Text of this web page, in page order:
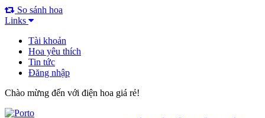
So sánh hoa
Links
Tài khoản
Hoa yêu thích
Tin tức
Đăng nhập
Chào mừng đến với điện hoa giá rẻ!